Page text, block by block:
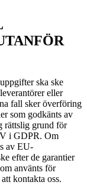
ska ske
eller
fall sker överföring
som godkänts av
rättslig grund för
i GDPR. Om
av EU-
efter de garantier
använts för
kontakta oss.